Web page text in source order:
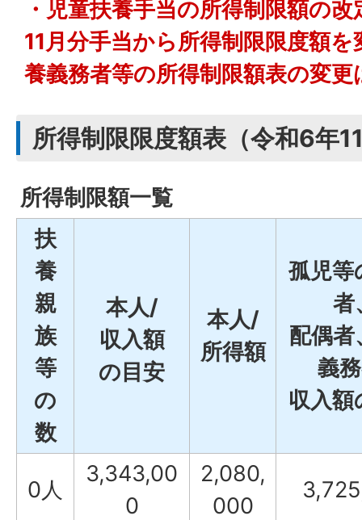
・児童扶養手当の所得制限額の
11月分手当から所得制限限度額
養義務者等の所得制限額表の変
所得制限限度額表（令和6年
所得制限額一覧
扶
養
親
族
等
の
数
本人/
収入額
の目安
本人/
所得額
孤児等
者
配偶者
義
収入額
0人
3,343,00
0
2,080,
000